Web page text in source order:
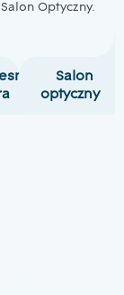
Optyczny.
Salon
optyczny